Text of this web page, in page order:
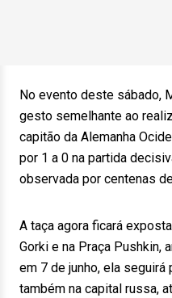
No evento deste sábado,
gesto semelhante ao
capitão da Alemanha
por 1 a 0 na partida
observada por centenas
A taça agora ficará
Gorki e na Praça Pushkin,
em 7 de junho, ela seguirá
também na capital russa,